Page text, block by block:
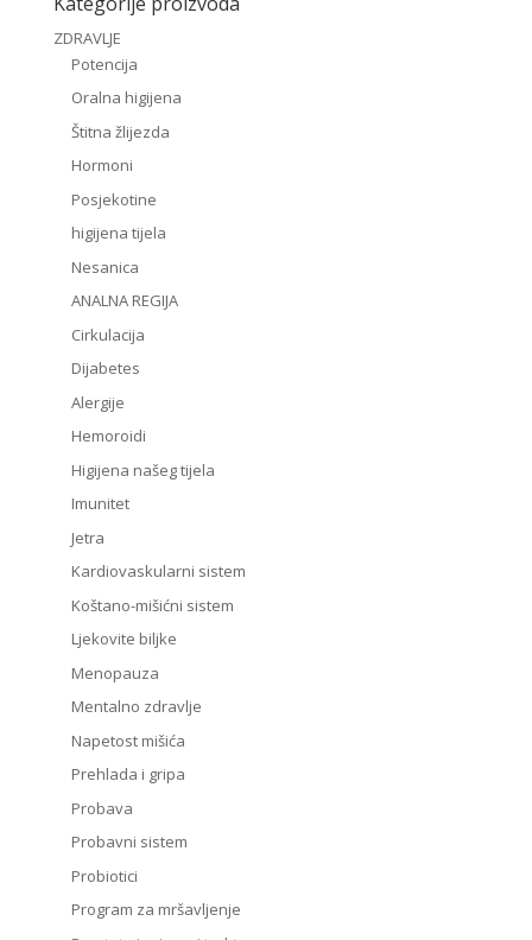
ZDRAVLJE
Potencija
Oralna higijena
Štitna žlijezda
Hormoni
Posjekotine
higijena tijela
Nesanica
ANALNA REGIJA
Cirkulacija
Dijabetes
Alergije
Hemoroidi
Higijena našeg tijela
Imunitet
Jetra
Kardiovaskularni sistem
Koštano-mišićni sistem
Ljekovite biljke
Menopauza
Mentalno zdravlje
Napetost mišića
Prehlada i gripa
Probava
Probavni sistem
Probiotici
Program za mršavljenje